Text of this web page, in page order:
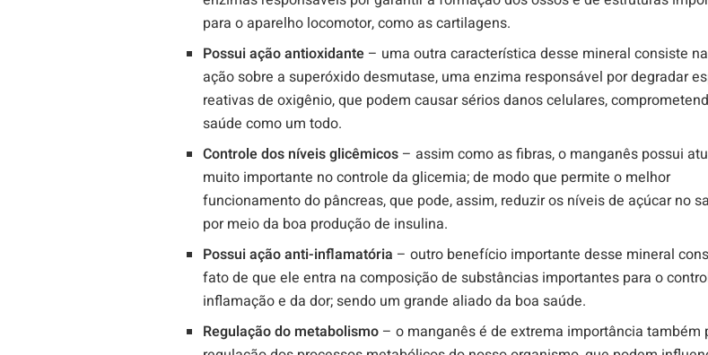
para o aparelho locomotor, como as cartilagens.
Possui ação antioxidante – uma outra característica desse mineral consiste
ação sobre a superóxido desmutase, uma enzima responsável por degradar
reativas de oxigênio, que podem causar sérios danos celulares,
saúde como um todo.
Controle dos níveis glicêmicos – assim como as fibras, o manganês possui
muito importante no controle da glicemia; de modo que permite o melhor
funcionamento do pâncreas, que pode, assim, reduzir os níveis de açúcar no
por meio da boa produção de insulina.
Possui ação anti-inflamatória – outro benefício importante desse mineral
fato de que ele entra na composição de substâncias importantes para o
inflamação e da dor; sendo um grande aliado da boa saúde.
Regulação do metabolismo – o manganês é de extrema importância também